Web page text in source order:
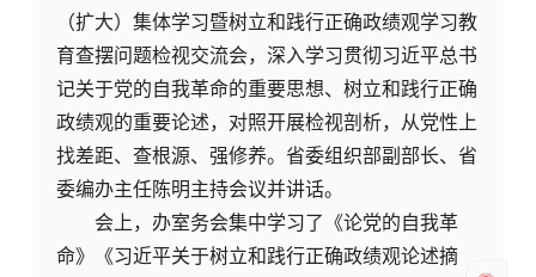
（扩大）集体学习暨树立和践行正确政绩观学习教
育查摆问题检视交流会，深入学习贯彻习近平总书
记关于党的自我革命的重要思想、树立和践行正确
政绩观的重要论述，对照开展检视剖析，从党性上
找差距、查根源、强修养。省委组织部副部长、省
委编办主任陈明主持会议并讲话。
会上，办室务会集中学习了《论党的自我革
命》《习近平关于树立和践行正确政绩观论述摘